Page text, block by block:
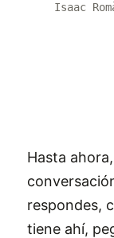
Isaac
Hasta
respondes,
tiene ahí,